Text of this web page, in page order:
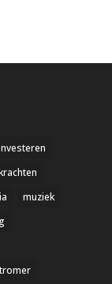
muziek